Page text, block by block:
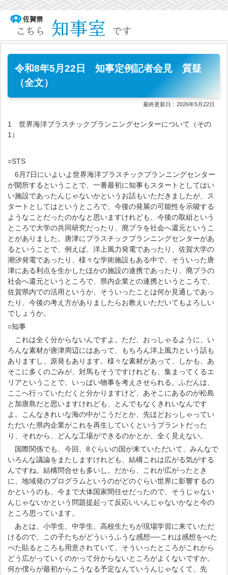
令和8年5月22日 知事定例記者会見 質疑
（全文）
最終更新日：2026年5月22日
1 世界海洋プラスチックプランニングセンターについて（その
1）
○STS
6月7日にいよいよ世界海洋プラスチックプランニングセンター
が開所するということで、一番最初に知事もスタートとしてはい
い施設であったんじゃないかというお話もいただきましたが、ス
タートとしてはというところで、今後の発展の可能性を示唆する
ようなことだったのかなと思いますけれども、今後の取組という
ところで大学の共同研究だったり、廃プラを社会へ還元というこ
とがありました。唐津にプラスチックプランニングセンターがあ
るということで、例えば、洋上風力発電であったり、佐賀大学の
潮汐発電であったり、様々な学術施設もある中で、そういった唐
津にある利点を生かしたほかの施設の連携であったり、廃プラの
社会へ還元というところで、県内企業との連携というところで、
佐賀県内での活用というか、そういったことは何か見通しであっ
たり、今後の考え方がありましたらお教えいただいてもよろしい
でしょうか。
○知事
これは全く分からないんですよ。ただ、おっしゃるように、い
ろんな素材が唐津周辺にはあって、もちろん洋上風力という話も
ありますし、原発もあります。様々な素材があって、しかも、あ
そこに多くのごみが、対馬もそうですけれども、集まってくるエ
リアということで、いっぱい物事を考えさせられる。ふだんは、
ここへ行っていただくと分かりますけど、あそこにあるのが松島
と加唐島だと思いますけれども、とんでもなくきれいなんです
よ。こんなきれいな海の中がこうだとか、先ほどおっしゃってい
ただいた県内企業がこれを再生していくというプラントだった
り、それから、どんな工場ができるのかとか、全く見えない。
国際関係でも、今回、8ぐらいの国が来ていただいて、みんなで
いろんな議論をまたしますけれども、結構これは広がる気がする
んですね。結構問合せも多いし。だから、これが広がったとき
に、地域発のプログラムというのがどのぐらい世界に影響するの
かというのも、今まで大体国家間任せだったので、そうじゃない
んじゃないかという問題提起って反応いいんじゃないかなと今の
ところ思っています。
あとは、小学生、中学生、高校生たちが現場学習に来ていただ
けるので、この子たちがどういうふうな感想──これは感想をぺた
ぺた貼るところも用意されていて、そういったところがこれから
どう広がっていくのかって分からないところがよくないですか。
何か僕らが最初からこうなる予定なんていうんじゃなくて、先